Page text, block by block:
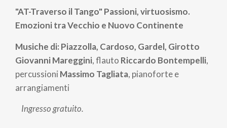
"AT-Traverso il Tango" Passioni, virtuosismo.
Emozioni tra Vecchio e Nuovo Continente
Musiche di: Piazzolla, Cardoso, Gardel, Girotto
Giovanni Mareggini, flauto Riccardo Bontempelli,
percussioni Massimo Tagliata, pianoforte e
arrangiamenti
Ingresso gratuito.